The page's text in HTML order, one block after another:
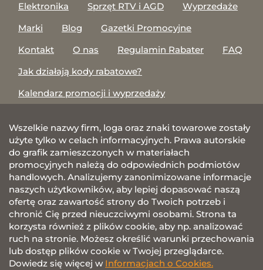
Elektronika
Sprzęt RTV i AGD
Wyprzedaże
Marki
Blog
Gazetki Promocyjne
Kontakt
O nas Regulamin Rabater
FAQ
Jak działają kody rabatowe?
Kalendarz promocji i wyprzedaży
Wszelkie nazwy firm, loga oraz znaki towarowe zostały
użyte tylko w celach informacyjnych. Prawa autorskie
do grafik zamieszczonych w materiałach
promocyjnych należą do odpowiednich podmiotów
handlowych. Analizujemy zanonimizowane informacje
naszych użytkowników, aby lepiej dopasować naszą
ofertę oraz zawartość strony do Twoich potrzeb i
chronić Cię przed nieuczciwymi osobami. Strona ta
korzysta również z plików cookie, aby np. analizować
ruch na stronie. Możesz określić warunki przechowania
lub dostęp plików cookie w Twojej przeglądarce.
Dowiedz się więcej w Informacjach o Cookies.